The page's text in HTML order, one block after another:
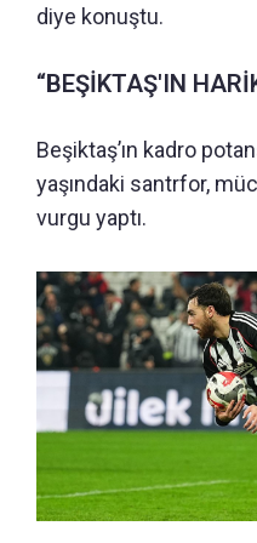
diye konuştu.
“BEŞİKTAŞ'IN
Beşiktaş’ın kadro
yaşındaki santrfor,
vurgu yaptı.